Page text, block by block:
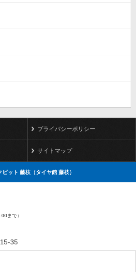
プライバシーポリシー
サイトマップ
ピット 藤枝（タイヤ館 藤枝）
まで）
35